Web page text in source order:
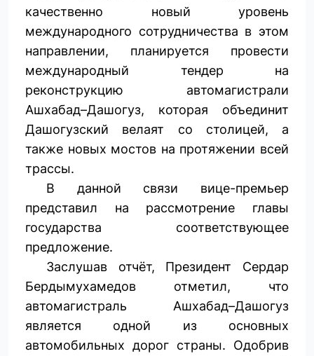
качественно новый уровень
международного сотрудничества в этом
направлении, планируется провести
международный тендер на
реконструкцию автомагистрали
Ашхабад–Даш­огуз, которая объединит
Дашогузский велаят со столицей, а
также новых мостов на протяжении всей
трассы.
В данной связи вице-премьер
представил на рассмотрение главы
государства соответствующее
предложение.
Заслушав отчёт, Президент Сердар
Бердымухамедов отметил, что
автомагистраль Ашхабад–Дашогуз
является одной из основных
автомобильных дорог страны. Одобрив